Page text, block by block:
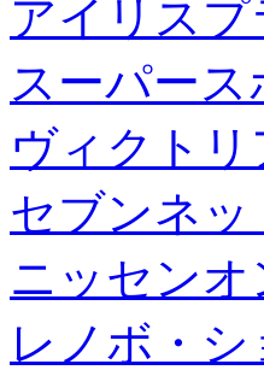
アイリスプ
スーパー
ヴィクト
セブンネ
ニッセンオ
レノボ・